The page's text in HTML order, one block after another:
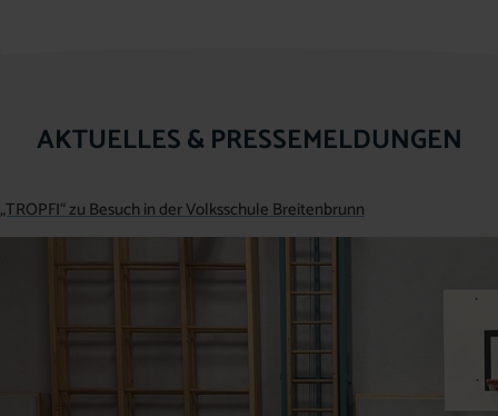
AKTUELLES & PRESSEMELDUNGEN
„TROPFI“ zu Besuch in der Volksschule Breitenbrunn